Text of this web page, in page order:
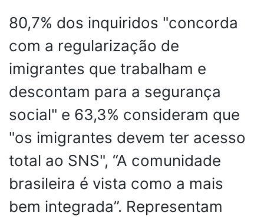
80,7% dos inquiridos "concorda
com a regularização de
imigrantes que trabalham e
descontam para a segurança
social" e 63,3% consideram que
"os imigrantes devem ter acesso
total ao SNS", “A comunidade
brasileira é vista como a mais
bem integrada”. Representam